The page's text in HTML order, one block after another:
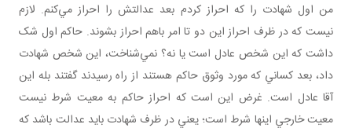
من اول شهادت را که احراز کردم بعد عدالتش را احراز مي‌کنم. لازم
نيست که در ظرف احراز اين دو تا امر باهم احراز بشوند. حاکم اول شک
داشت که اين شخص عادل است يا نه؟ نمي‌شناخت، اين شخص شهادت
داد، بعد کساني که مورد وثوق حاکم هستند از راه رسيدند گفتند بله اين
آقا عادل است. غرض اين است که احراز حاکم به معيت شرط نيست
معيت خارجي اينها شرط است؛ يعني در ظرف شهادت بايد عدالت باشد که